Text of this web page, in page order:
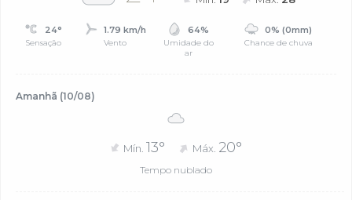
24°
Sensação
1.79 km/h
Vento
64%
Umidade do
ar
0% (0mm)
Chance de chuva
Amanhã (10/08)
Mín. 13° Máx. 20°
Tempo nublado